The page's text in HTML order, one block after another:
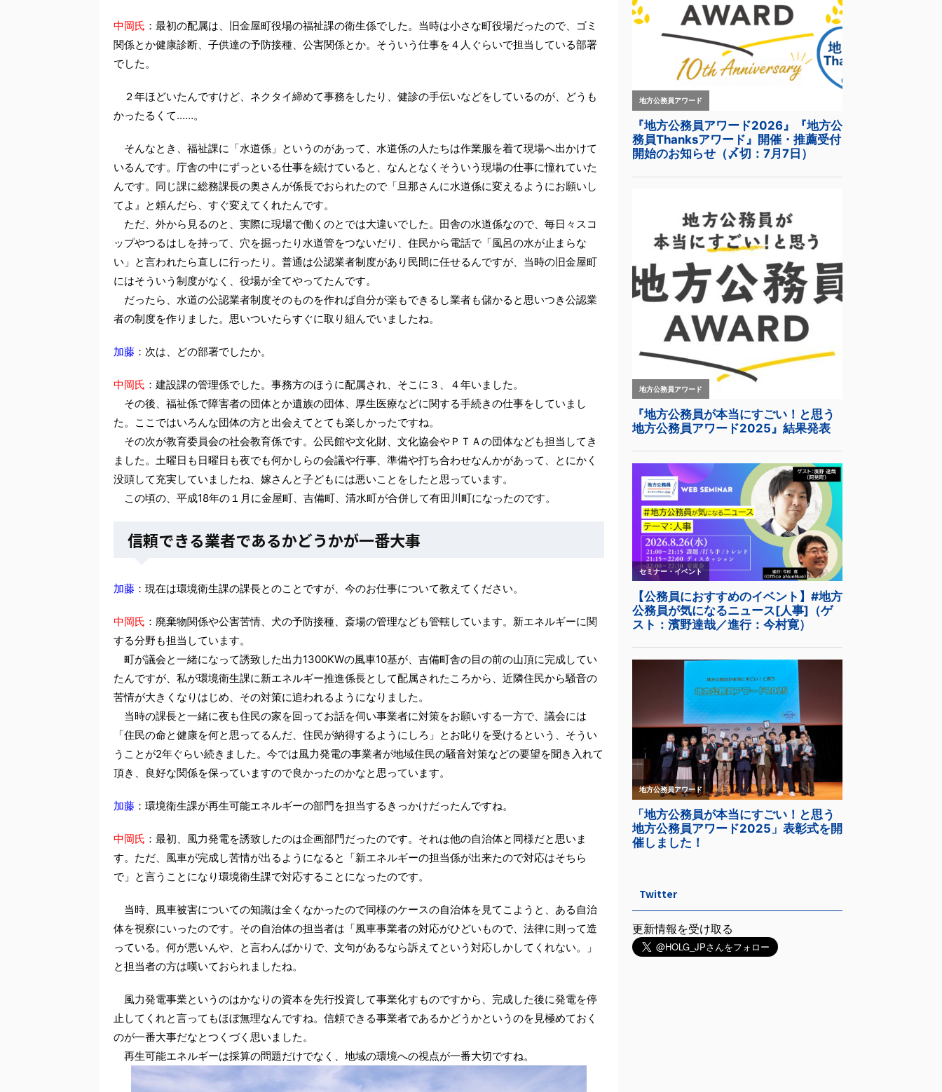
中岡氏 ：最初の配属は、旧金屋町役場の福祉課の衛生係でした。当時は小さな町役場だったので、ゴミ
関係とか健康診断、子供達の予防接種、公害関係とか。そういう仕事を４人ぐらいで担当している部署
でした。
２年ほどいたんですけど、ネクタイ締めて事務をしたり、健診の手伝いなどをしているのが、どうも
かったるくて……。
そんなとき、福祉課に「水道係」というのがあって、水道係の人たちは作業服を着て現場へ出かけて
いるんです。庁舎の中にずっといる仕事を続けていると、なんとなくそういう現場の仕事に憧れていた
んです。同じ課に総務課長の奥さんが係長でおられたので「旦那さんに水道係に変えるようにお願いし
てよ』と頼んだら、すぐ変えてくれたんです。
ただ、外から見るのと、実際に現場で働くのとでは大違いでした。田舎の水道係なので、毎日々スコ
ップやつるはしを持って、穴を掘ったり水道管をつないだり、住民から電話で「風呂の水が止まらな
い」と言われたら直しに行ったり。普通は公認業者制度があり民間に任せるんですが、当時の旧金屋町
にはそういう制度がなく、役場が全てやってたんです。
だったら、水道の公認業者制度そのものを作れば自分が楽もできるし業者も儲かると思いつき公認業
者の制度を作りました。思いついたらすぐに取り組んでいましたね。
加藤 ：次は、どの部署でしたか。
中岡氏 ：建設課の管理係でした。事務方のほうに配属され、そこに３、４年いました。
その後、福祉係で障害者の団体とか遺族の団体、厚生医療などに関する手続きの仕事をしていまし
た。ここではいろんな団体の方と出会えてとても楽しかったですね。
その次が教育委員会の社会教育係です。公民館や文化財、文化協会やＰＴＡの団体なども担当してき
ました。土曜日も日曜日も夜でも何かしらの会議や行事、準備や打ち合わせなんかがあって、とにかく
没頭して充実していましたね、嫁さんと子どもには悪いことをしたと思っています。
この頃の、平成18年の１月に金屋町、吉備町、清水町が合併して有田川町になったのです。
信頼できる業者であるかどうかが一番大事
加藤 ：現在は環境衛生課の課長とのことですが、今のお仕事について教えてください。
中岡氏 ：廃棄物関係や公害苦情、犬の予防接種、斎場の管理なども管轄しています。新エネルギーに関
する分野も担当しています。
町が議会と一緒になって誘致した出力1300KWの風車10基が、吉備町舎の目の前の山頂に完成してい
たんですが、私が環境衛生課に新エネルギー推進係長として配属されたころから、近隣住民から騒音の
苦情が大きくなりはじめ、その対策に追われるようになりました。
当時の課長と一緒に夜も住民の家を回ってお話を伺い事業者に対策をお願いする一方で、議会には
「住民の命と健康を何と思ってるんだ、住民が納得するようにしろ」とお叱りを受けるという、そうい
うことが2年ぐらい続きました。今では風力発電の事業者が地域住民の騒音対策などの要望を聞き入れて
頂き、良好な関係を保っていますので良かったのかなと思っています。
加藤 ：環境衛生課が再生可能エネルギーの部門を担当するきっかけだったんですね。
中岡氏 ：最初、風力発電を誘致したのは企画部門だったのです。それは他の自治体と同様だと思いま
す。ただ、風車が完成し苦情が出るようになると「新エネルギーの担当係が出来たので対応はそちら
で」と言うことになり環境衛生課で対応することになったのです。
当時、風車被害についての知識は全くなかったので同様のケースの自治体を見てこようと、ある自治
体を視察にいったのです。その自治体の担当者は「風車事業者の対応がひどいもので、法律に則って造
っている。何が悪いんや、と言わんばかりで、文句があるなら訴えてという対応しかしてくれない。」
と担当者の方は嘆いておられましたね。
風力発電事業というのはかなりの資本を先行投資して事業化すものですから、完成した後に発電を停
止してくれと言ってもほぼ無理なんですね。信頼できる事業者であるかどうかというのを見極めておく
のが一番大事だなとつくづく思いました。
再生可能エネルギーは採算の問題だけでなく、地域の環境への視点が一番大切ですね。
Twitter
更新情報を受け取る